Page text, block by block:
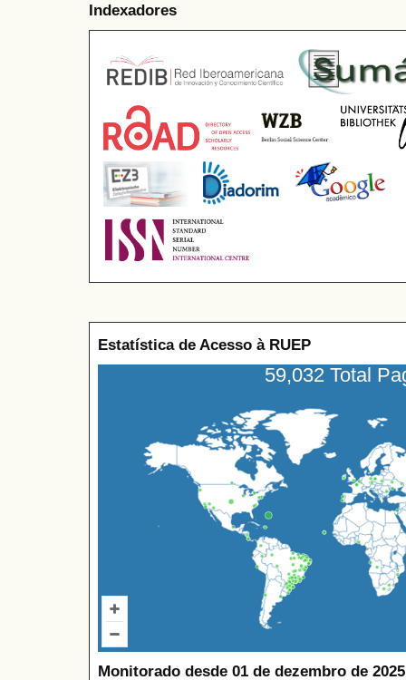
Indexadores
Estatística de Acesso à RUEP
59,032 Total
Monitorado desde 01 de dezembro de